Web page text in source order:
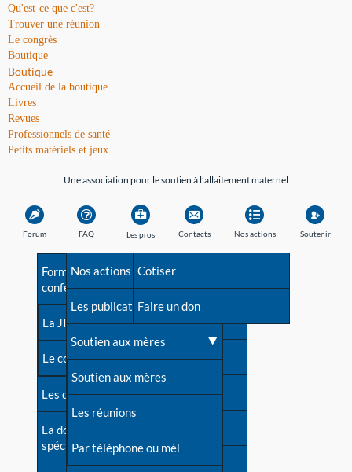
Qu'est-ce que c'est?
Trouver une réunion
Le congrès
Boutique
Boutique
Accueil de la boutique
Livres
Revues
Professionnels de santé
Petits matériels et jeux
Une association pour le soutien à l’allaitement maternel
Forum FAQ
Avant la naissance
Les débuts
Une difficulté d'allaitement ?
Cas particuliers
Mythes et vérités
Devenir animatrice ?
Les pros
Formations et
conférences
La JIA
Le congrès
Les dossiers de l'allaitement
La documentation
spécialisée
Contacts
Besoin d'aide?
Répertoire de tous les
contacts
Contact presse
Dossier de presse
Soutenir LLL
Livre d'or
Nos actions
Nos actions
Les publications
Soutien aux mères
Soutien aux mères
Les réunions
Par téléphone ou mél
Soutenir
Cotiser
Faire un don